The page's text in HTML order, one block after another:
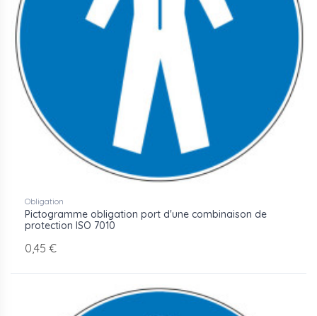
Obligation
Pictogramme obligation port d'une combinaison de
protection ISO 7010
0,45 €